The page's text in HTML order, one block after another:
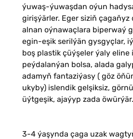
ýuwaş-ýuwaşdan oýun
girişýärler. Eger siziň
alnan oýnawaçlara biperwaý
egin-eşik serilýän gysgyçlar,
boş plastik çüýşeler ýaly eline
peýdalanýan bolsa, alada
adamyň fantaziýasy ( göz
ukyby) islendik gelşiksiz,
üýtgeşik, ajaýyp zada öwürýär.
3-4 ýaşynda çaga uzak